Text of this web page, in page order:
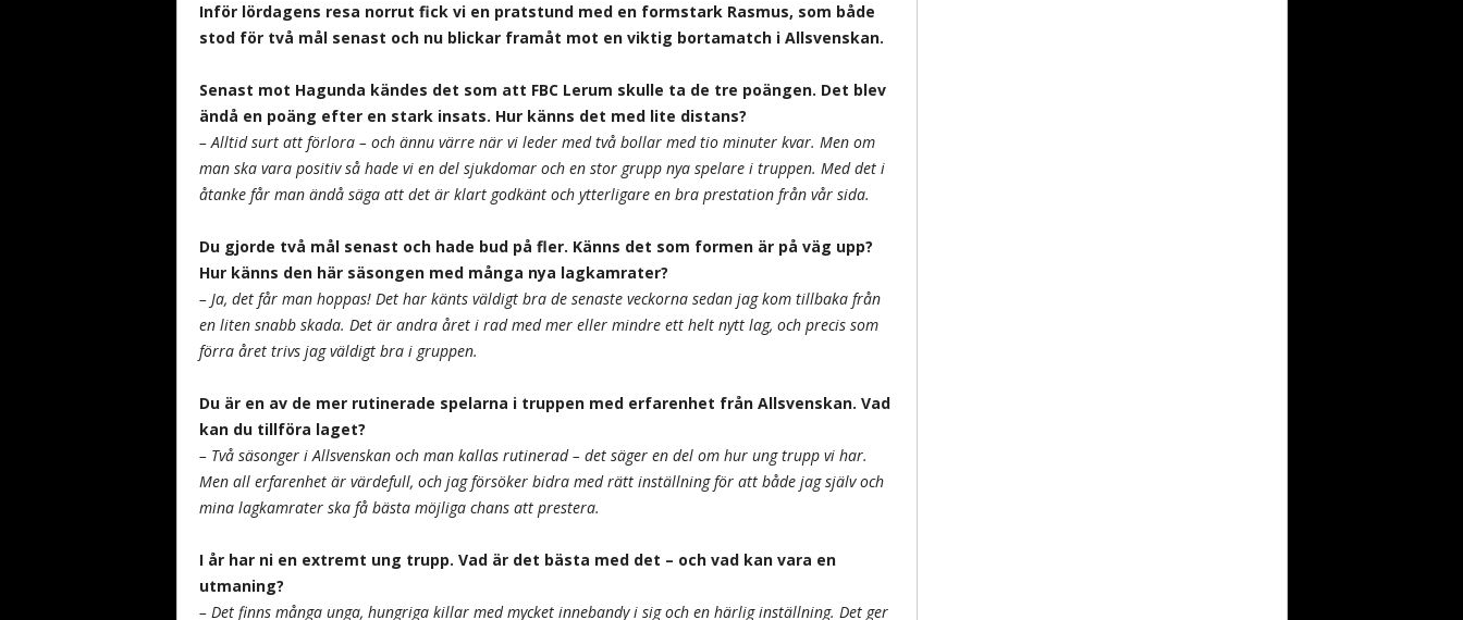
Inför lördagens resa norrut fick vi en pratstund med en formstark Rasmus, som både
stod för två mål senast och nu blickar framåt mot en viktig bortamatch i Allsvenskan.
Senast mot Hagunda kändes det som att FBC Lerum skulle ta de tre poängen. Det blev
ändå en poäng efter en stark insats. Hur känns det med lite distans?
– Alltid surt att förlora – och ännu värre när vi leder med två bollar med tio minuter kvar. Men om
man ska vara positiv så hade vi en del sjukdomar och en stor grupp nya spelare i truppen. Med det i
åtanke får man ändå säga att det är klart godkänt och ytterligare en bra prestation från vår sida.
Du gjorde två mål senast och hade bud på fler. Känns det som formen är på väg upp?
Hur känns den här säsongen med många nya lagkamrater?
– Ja, det får man hoppas! Det har känts väldigt bra de senaste veckorna sedan jag kom tillbaka från
en liten snabb skada. Det är andra året i rad med mer eller mindre ett helt nytt lag, och precis som
förra året trivs jag väldigt bra i gruppen.
Du är en av de mer rutinerade spelarna i truppen med erfarenhet från Allsvenskan. Vad
kan du tillföra laget?
– Två säsonger i Allsvenskan och man kallas rutinerad – det säger en del om hur ung trupp vi har.
Men all erfarenhet är värdefull, och jag försöker bidra med rätt inställning för att både jag själv och
mina lagkamrater ska få bästa möjliga chans att prestera.
I år har ni en extremt ung trupp. Vad är det bästa med det – och vad kan vara en
utmaning?
– Det finns många unga, hungriga killar med mycket innebandy i sig och en härlig inställning. Det ger